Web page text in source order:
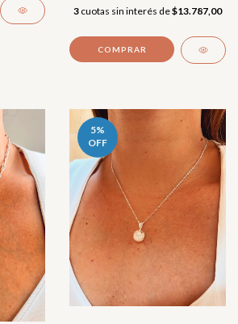
3 cuotas sin interés de$13.787,00
5%
OFF